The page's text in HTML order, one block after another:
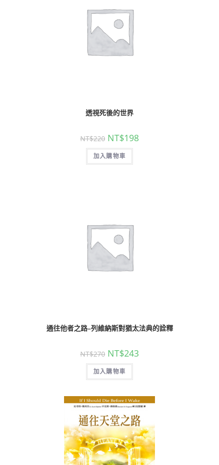
透視死後的世界
NT$220 NT$198
加入購物車
通往他者之路–列維納斯對猶太法典的詮釋
NT$270 NT$243
加入購物車